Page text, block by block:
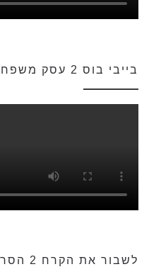
בייבי בוס 2 עסק משפחתי – טריילר רשמי מדובב
לשבור את הקרח 2 הסרט